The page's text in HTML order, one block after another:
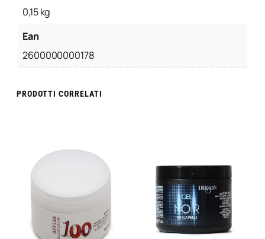
0,15 kg
Ean
2600000000178
PRODOTTI CORRELATI